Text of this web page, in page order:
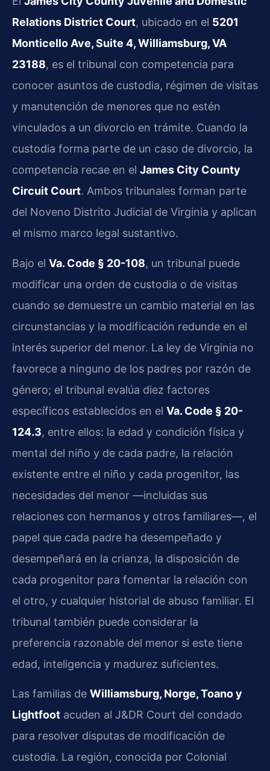
Relations District Court, ubicado en el 5201
Monticello Ave, Suite 4, Williamsburg, VA
23188, es el tribunal con competencia para
conocer asuntos de custodia, régimen de visitas
y manutención de menores que no estén
vinculados a un divorcio en trámite. Cuando la
custodia forma parte de un caso de divorcio, la
competencia recae en el James City County
Circuit Court. Ambos tribunales forman parte
del Noveno Distrito Judicial de Virginia y aplican
el mismo marco legal sustantivo.
Bajo el Va. Code § 20-108, un tribunal puede
modificar una orden de custodia o de visitas
cuando se demuestre un cambio material en las
circunstancias y la modificación redunde en el
interés superior del menor. La ley de Virginia no
favorece a ninguno de los padres por razón de
género; el tribunal evalúa diez factores
específicos establecidos en el Va. Code § 20-
124.3, entre ellos: la edad y condición física y
mental del niño y de cada padre, la relación
existente entre el niño y cada progenitor, las
necesidades del menor —incluidas sus
relaciones con hermanos y otros familiares—, el
papel que cada padre ha desempeñado y
desempeñará en la crianza, la disposición de
cada progenitor para fomentar la relación con
el otro, y cualquier historial de abuso familiar. El
tribunal también puede considerar la
preferencia razonable del menor si este tiene
edad, inteligencia y madurez suficientes.
Las familias de Williamsburg, Norge, Toano y
Lightfoot acuden al J&DR Court del condado
para resolver disputas de modificación de
custodia. La región, conocida por Colonial